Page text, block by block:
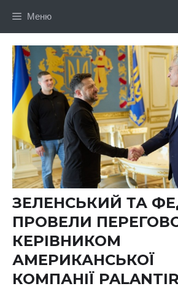
Меню
ЗЕЛЕНСЬКИЙ ТА
ПРОВЕЛИ
КЕРІВНИКОМ
АМЕРИКАНСЬКОЇ
КОМПАНІЇ PALANTIR